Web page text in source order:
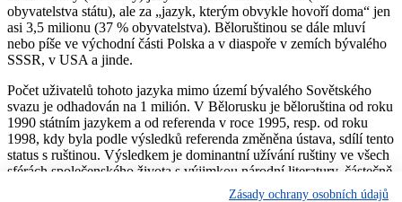
obyvatelstva státu), ale za „jazyk, kterým obvykle hovoří doma“ jen
asi 3,5 milionu (37 % obyvatelstva). Běloruštinou se dále mluví
nebo píše ve východní části Polska a v diaspoře v zemích bývalého
SSSR, v USA a jinde.
Počet uživatelů tohoto jazyka mimo území bývalého Sovětského
svazu je odhadován na 1 milión. V Bělorusku je běloruština od roku
1990 státním jazykem a od referenda v roce 1995, resp. od roku
1998, kdy byla podle výsledků referenda změněna ústava, sdílí tento
status s ruštinou. Výsledkem je dominantní užívání ruštiny ve všech
sférách společenského života s výjimkou národní literatury, částečně
hudby a národní kultury všeobecně; v omezené míře ji užívají i
Zásady ochrany osobních údajů